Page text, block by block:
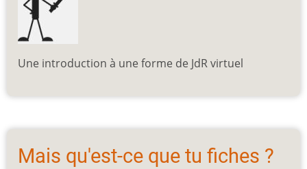
Une introduction à une forme de JdR virtuel
Mais qu'est-ce que tu fiches ?